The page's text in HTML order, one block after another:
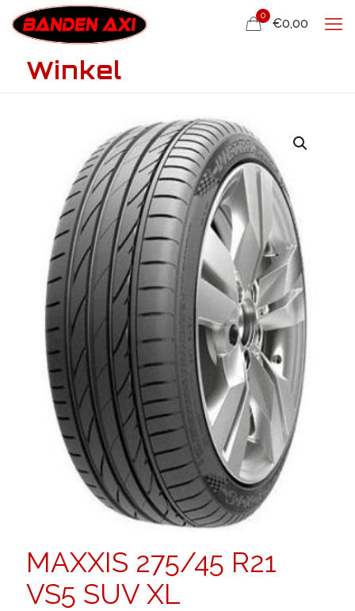
0
€0,00
Winkel
MAXXIS 275/45 R21
VS5 SUV XL